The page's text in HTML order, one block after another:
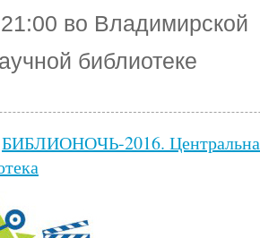
во Владимирской
библиотеке
БИБЛИОНОЧЬ-2016.